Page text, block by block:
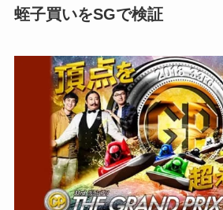
蛭子買いをSGで検証